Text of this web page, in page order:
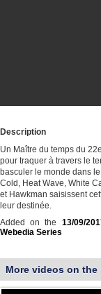
Description
Un Maître du temps du
pour traquer à travers le
basculer le monde dans
Cold, Heat Wave, White
et Hawkman saisissent
leur destinée.
Added on the 13/09/
Webedia Series
More videos on the